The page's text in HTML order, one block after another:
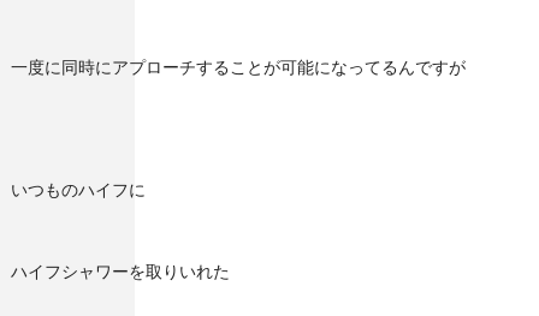
一度に同時にアプローチすることが可能になってるんですが
いつものハイフに
ハイフシャワーを取りいれた